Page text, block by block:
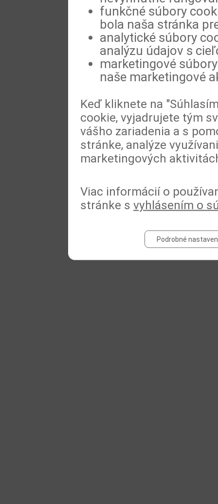
funkčné súbory
bola naša stránka
analytické súbory
analýzu údajov s
marketingové
naše marketingové
Keď kliknete na
cookie, vyjadrujete tým
vášho zariadenia a s
stránke, analýze
marketingových
Viac informácií o
stránke s vyhlásením o
Podrobné